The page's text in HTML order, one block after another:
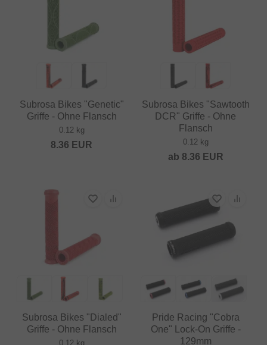
Subrosa Bikes "Genetic"
Griffe - Ohne Flansch
0.12 kg
8.36 EUR
Subrosa Bikes "Sawtooth
DCR" Griffe - Ohne
Flansch
0.12 kg
ab 8.36 EUR
Subrosa Bikes "Dialed"
Griffe - Ohne Flansch
0.12 kg
Pride Racing "Cobra
One" Lock-On Griffe -
129mm